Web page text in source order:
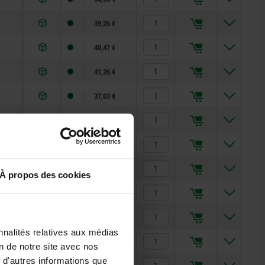
À propos des cookies
relatives aux médias
de notre site avec nos
informations que
39,26 €
40,47 €
41,26 €
37,03 €
40,47 €
40,08 €